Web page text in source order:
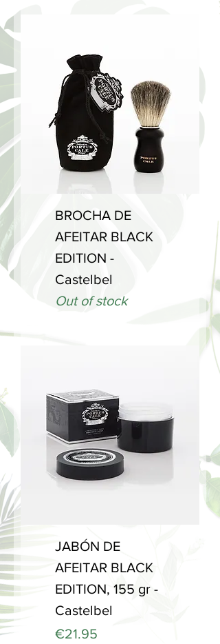
BROCHA DE
AFEITAR BLACK
EDITION -
Castelbel
Out of stock
JABÓN DE
AFEITAR BLACK
EDITION, 155 gr -
Castelbel
Price
€21.95